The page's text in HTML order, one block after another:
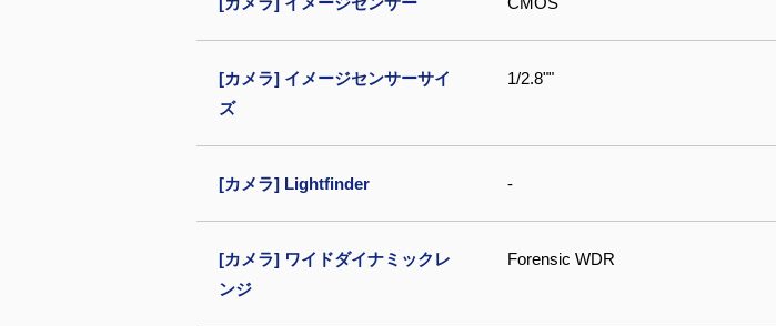
[カメラ] イメージセンサーサイ
ズ
1/2.8""
[カメラ] Lightfinder -
[カメラ] ワイドダイナミックレ
ンジ
Forensic WDR